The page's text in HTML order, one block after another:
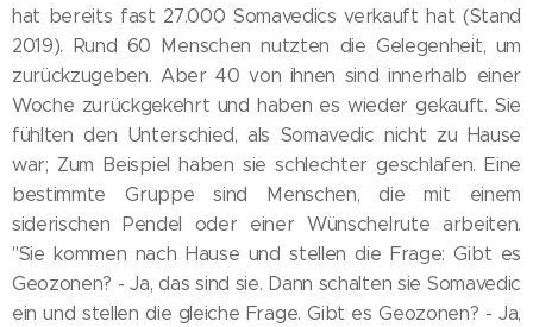
hat bereits fast 27.000 Somavedics verkauft hat (Stand
2019). Rund 60 Menschen nutzten die Gelegenheit, um
zurückzugeben. Aber 40 von ihnen sind innerhalb einer
Woche zurückgekehrt und haben es wieder gekauft. Sie
fühlten den Unterschied, als Somavedic nicht zu Hause
war; Zum Beispiel haben sie schlechter geschlafen. Eine
bestimmte Gruppe sind Menschen, die mit einem
siderischen Pendel oder einer Wünschelrute arbeiten.
"Sie kommen nach Hause und stellen die Frage: Gibt es
Geozonen? - Ja, das sind sie. Dann schalten sie Somavedic
ein und stellen die gleiche Frage. Gibt es Geozonen? - Ja,